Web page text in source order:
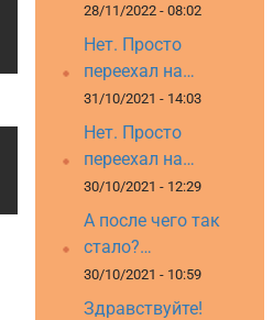
28/11/2022 - 08:02
Нет. Просто
переехал на…
31/10/2021 - 14:03
Нет. Просто
переехал на…
30/10/2021 - 12:29
А после чего так
стало?…
30/10/2021 - 10:59
Здравствуйте!